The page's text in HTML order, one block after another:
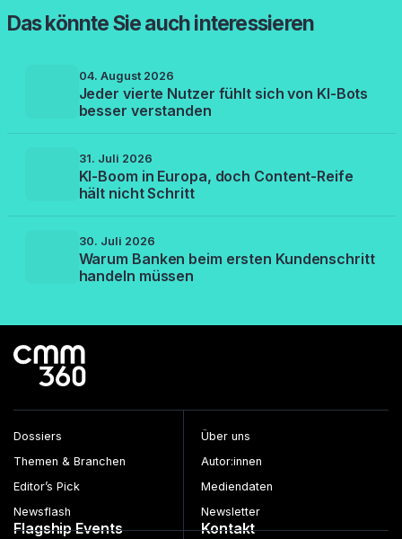
Das könnte Sie auch interessieren
04. August 2026
Jeder vierte Nutzer fühlt sich von KI-Bots
besser verstanden
31. Juli 2026
KI-Boom in Europa, doch Content-Reife
hält nicht Schritt
30. Juli 2026
Warum Banken beim ersten Kundenschritt
handeln müssen
Dossiers
Themen & Branchen
Editor’s Pick
Newsflash
Über uns
Autor:innen
Mediendaten
Newsletter
Flagship Events Kontakt